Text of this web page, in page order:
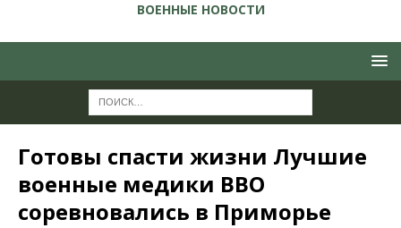
ВОЕННЫЕ НОВОСТИ
Готовы спасти жизни Лучшие
военные медики ВВО
соревновались в Приморье